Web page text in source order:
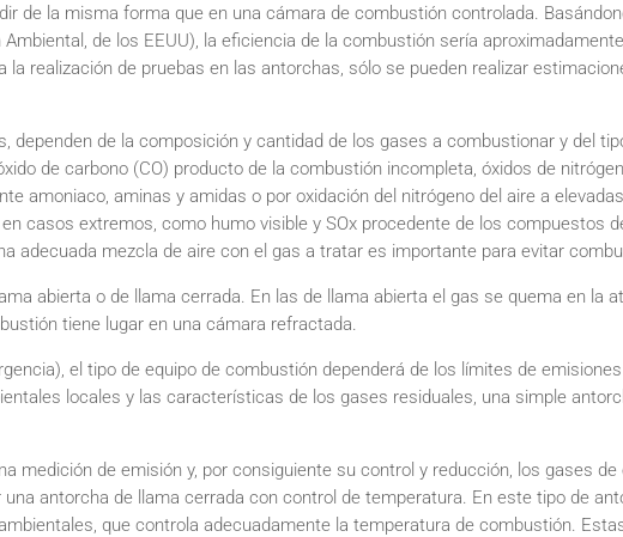
de la misma forma que en una cámara de combustión controlada.
de los EEUU), la eficiencia de la combustión sería
realización de pruebas en las antorchas, sólo se pueden realizar
dependen de la composición y cantidad de los gases a combustionar y del
de carbono (CO) producto de la combustión incompleta, óxidos de
amoniaco, aminas y amidas o por oxidación del nitrógeno del aire a
casos extremos, como humo visible y SOx procedente de los compuestos
adecuada mezcla de aire con el gas a tratar es importante para evitar
abierta o de llama cerrada. En las de llama abierta el gas se quema en la
tiene lugar en una cámara refractada.
el tipo de equipo de combustión dependerá de los límites de
locales y las características de los gases residuales, una simple
medición de emisión y, por consiguiente su control y reducción, los gases
antorcha de llama cerrada con control de temperatura. En este tipo de
que controla adecuadamente la temperatura de combustión.